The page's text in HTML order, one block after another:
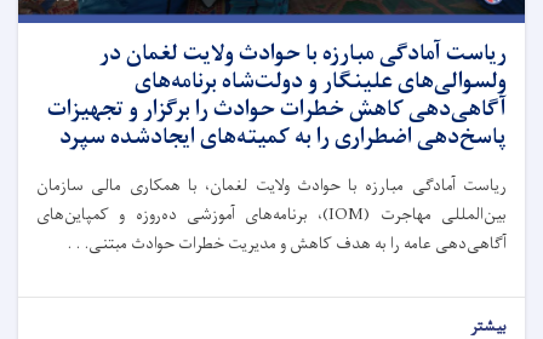
ریاست آمادگی مبارزه با حوادث ولایت لغمان در
ولسوالی‌های علینگار و دولت‌شاه برنامه‌های
آگاهی‌دهی کاهش خطرات حوادث را برگزار و تجهیزات
پاسخ‌دهی اضطراری را به کمیته‌های ایجادشده سپرد
ریاست آمادگی مبارزه با حوادث ولایت لغمان، با همکاری مالی سازمان
بین‌المللی مهاجرت (IOM)، برنامه‌های آموزشی ده‌روزه و کمپاین‌های
آگاهی‌دهی عامه را به هدف کاهش و مدیریت خطرات حوادث مبتنی. . .
بیشتر